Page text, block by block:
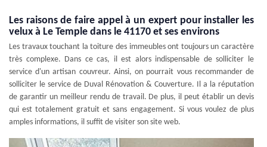
Les raisons de faire appel à un expert pour installer les
velux à Le Temple dans le 41170 et ses environs
Les travaux touchant la toiture des immeubles ont toujours un caractère
très complexe. Dans ce cas, il est alors indispensable de solliciter le
service d'un artisan couvreur. Ainsi, on pourrait vous recommander de
solliciter le service de Duval Rénovation & Couverture. Il a la réputation
de garantir un meilleur rendu de travail. De plus, il peut établir un devis
qui est totalement gratuit et sans engagement. Si vous voulez de plus
amples informations, il suffit de visiter son site web.